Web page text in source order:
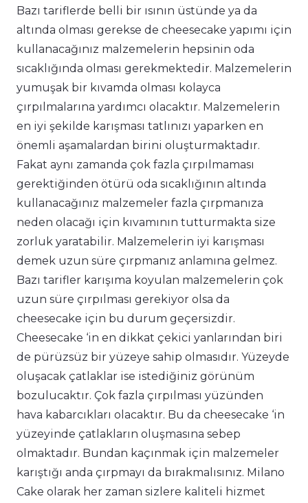
Bazı tariflerde belli bir ısının üstünde ya da
altında olması gerekse de cheesecake yapımı için
kullanacağınız malzemelerin hepsinin oda
sıcaklığında olması gerekmektedir. Malzemelerin
yumuşak bir kıvamda olması kolayca
çırpılmalarına yardımcı olacaktır. Malzemelerin
en iyi şekilde karışması tatlınızı yaparken en
önemli aşamalardan birini oluşturmaktadır.
Fakat aynı zamanda çok fazla çırpılmaması
gerektiğinden ötürü oda sıcaklığının altında
kullanacağınız malzemeler fazla çırpmanıza
neden olacağı için kıvamının tutturmakta size
zorluk yaratabilir. Malzemelerin iyi karışması
demek uzun süre çırpmanız anlamına gelmez.
Bazı tarifler karışıma koyulan malzemelerin çok
uzun süre çırpılması gerekiyor olsa da
cheesecake için bu durum geçersizdir.
Cheesecake ‘in en dikkat çekici yanlarından biri
de pürüzsüz bir yüzeye sahip olmasıdır. Yüzeyde
oluşacak çatlaklar ise istediğiniz görünüm
bozulucaktır. Çok fazla çırpılması yüzünden
hava kabarcıkları olacaktır. Bu da cheesecake ‘in
yüzeyinde çatlakların oluşmasına sebep
olmaktadır. Bundan kaçınmak için malzemeler
karıştığı anda çırpmayı da bırakmalısınız. Milano
Cake olarak her zaman sizlere kaliteli hizmet